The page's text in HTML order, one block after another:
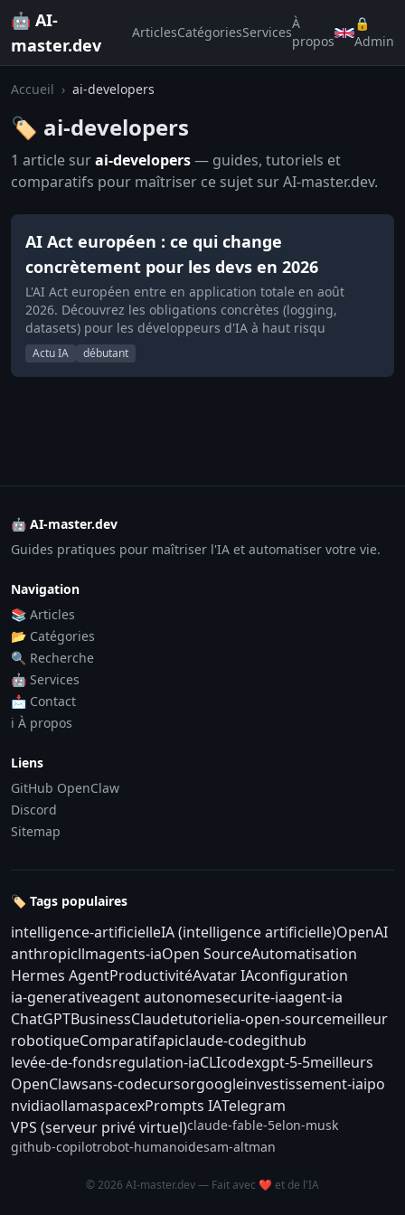
🤖 AI-
master.dev
ArticlesCatégoriesServices
À
propos
🔒
Admin
Accueil › ai-developers
🏷️ ai-developers
1 article surai-developers— guides, tutoriels et
comparatifs pour maîtriser ce sujet sur AI-master.dev.
AI Act européen : ce qui change
concrètement pour les devs en 2026
L'AI Act européen entre en application totale en août
2026. Découvrez les obligations concrètes (logging,
datasets) pour les développeurs d'IA à haut risqu
Actu IA débutant
🤖 AI-master.dev
Guides pratiques pour maîtriser l'IA et automatiser votre vie.
Navigation
📚 Articles
📂 Catégories
🔍 Recherche
🤖 Services
📩 Contact
ℹ️ À propos
Liens
GitHub OpenClaw
Discord
Sitemap
🏷️ Tags populaires
intelligence-artificielleIA (intelligence artificielle)OpenAI
anthropicllmagents-iaOpen SourceAutomatisation
Hermes AgentProductivitéAvatar IAconfiguration
ia-generativeagent autonomesecurite-iaagent-ia
ChatGPTBusinessClaudetutorielia-open-sourcemeilleur
robotiqueComparatifapiclaude-codegithub
levée-de-fondsregulation-iaCLIcodexgpt-5-5meilleurs
OpenClawsans-codecursorgoogleinvestissement-iaipo
nvidiaollamaspacexPrompts IATelegram
VPS (serveur privé virtuel)claude-fable-5elon-musk
github-copilotrobot-humanoidesam-altman
© 2026 AI-master.dev — Fait avec ❤️ et de l'IA